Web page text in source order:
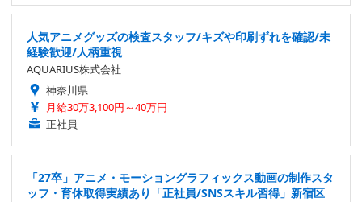
人気アニメグッズの検査スタッフ/キズや印刷ずれを確認/未
経験歓迎/人柄重視
AQUARIUS株式会社
神奈川県
月給30万3,100円～40万円
正社員
「27卒」アニメ・モーショングラフィックス動画の制作スタ
ッフ・育休取得実績あり「正社員/SNSスキル習得」新宿区